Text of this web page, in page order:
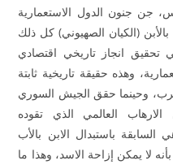
جن جنون الدول الاستعمارية
بالأبن (الكيان الصهيوني) كل ذلك
تحقيق انجاز تاريخي اقتصادي
وهذه حقيقة تاريخية ثابتة
وحينما حقق الجيش السوري
العالمي الذي تقوده
السابقة باستبدال الابن بالأب
لا يمكن إزاحة الاسد، وهذا ما